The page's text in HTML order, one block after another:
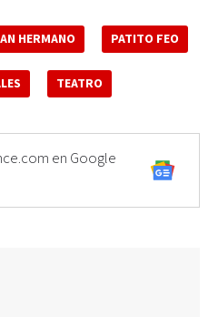
HERMANO PATITO FEO
TEATRO
en Google